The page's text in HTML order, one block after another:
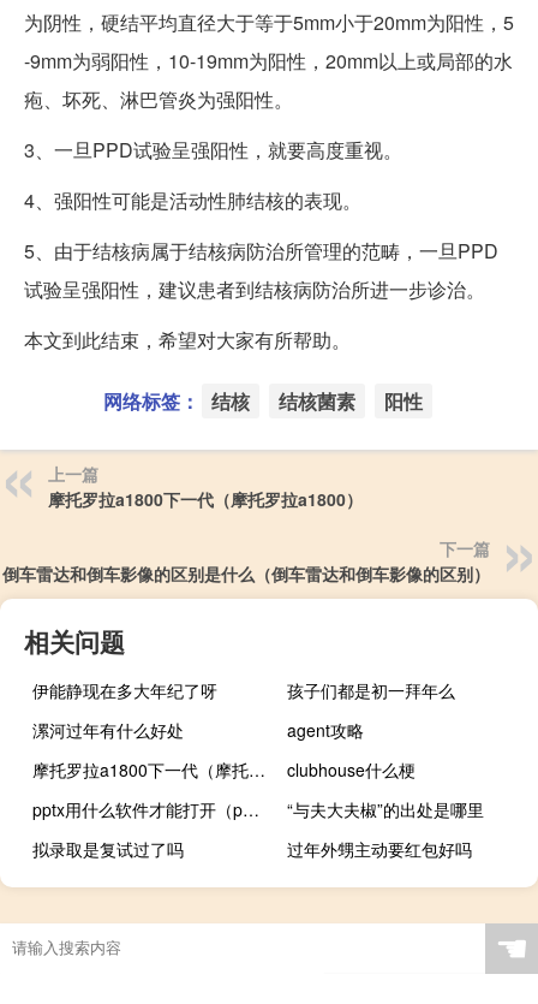
为阴性，硬结平均直径大于等于5mm小于20mm为阳性，5
-9mm为弱阳性，10-19mm为阳性，20mm以上或局部的水
疱、坏死、淋巴管炎为强阳性。
3、一旦PPD试验呈强阳性，就要高度重视。
4、强阳性可能是活动性肺结核的表现。
5、由于结核病属于结核病防治所管理的范畴，一旦PPD
试验呈强阳性，建议患者到结核病防治所进一步诊治。
本文到此结束，希望对大家有所帮助。
网络标签： 结核 结核菌素 阳性
上一篇
摩托罗拉a1800下一代（摩托罗拉a1800）
下一篇
倒车雷达和倒车影像的区别是什么（倒车雷达和倒车影像的区别）
相关问题
伊能静现在多大年纪了呀
孩子们都是初一拜年么
漯河过年有什么好处
agent攻略
摩托罗拉a1800下一代（摩托罗拉a1800）
clubhouse什么梗
pptx用什么软件才能打开（pptx）
“与夫大夫椒”的出处是哪里
拟录取是复试过了吗
过年外甥主动要红包好吗
☚